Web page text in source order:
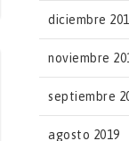
diciembre
noviembre
septiembre
agosto 2019